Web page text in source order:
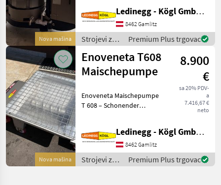
Nova mašina
für hochwertige
Weinverarbeitung
Beschreibung: Die
Scharfenberger Europress
EV 12 ist eine h
Ledinegg - Kögl GmbH - Obst- und Weinbautechnik
8462 Gamlitz
Strojevi za
vinogradarstvo
/
Scharfenberger
Premium Plus trgovac
Nova mašina
Enoveneta T608
Maischepumpe
8.900
€
sa 20% PDV-
a
7.416,67 €
neto
Enoveneta Maischepumpe
T 608 – Schonender
Technologie, Baujahr 2026
Beschreibung: Die
Enoveneta Maischepumpe
T 608 aus dem
Ledinegg - Kögl GmbH - Obst- und Weinbautechnik
8462 Gamlitz
Strojevi za
vinogradarstvo
Premium Plus trgovac